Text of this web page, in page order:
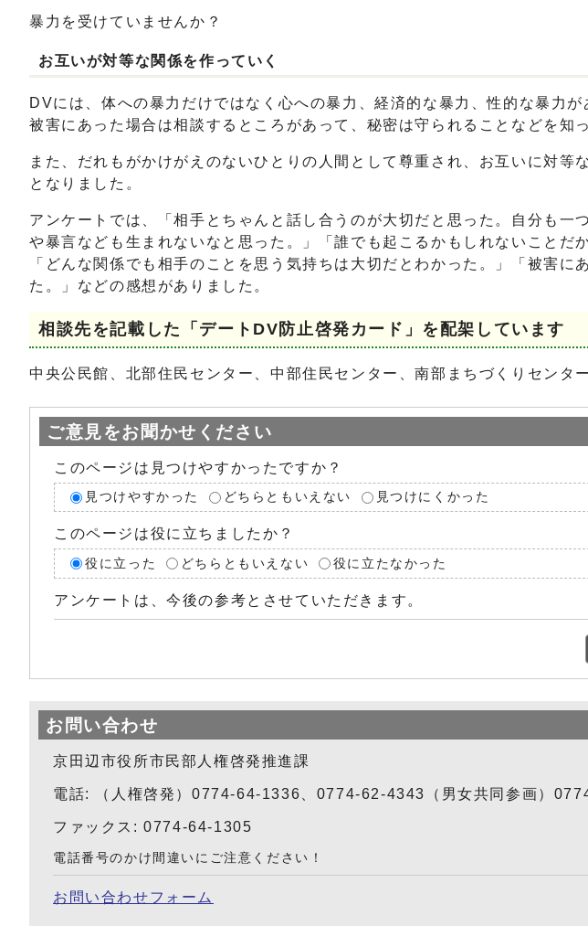
暴力を受けていませんか？
お互いが対等な関係を作っていく
DVには、体への暴力だけではなく心への暴力、経済的な暴力、性的な暴力
被害にあった場合は相談するところがあって、秘密は守られることなどを知
また、だれもがかけがえのないひとりの人間として尊重され、お互いに対
となりました。
アンケートでは、「相手とちゃんと話し合うのが大切だと思った。自分も
や暴言なども生まれないなと思った。」「誰でも起こるかもしれないことだ
「どんな関係でも相手のことを思う気持ちは大切だとわかった。」「被害
た。」などの感想がありました。
相談先を記載した「デートDV防止啓発カード」を配架しています
中央公民館、北部住民センター、中部住民センター、南部まちづくりセン
ご意見をお聞かせください
このページは見つけやすかったですか？
見つけやすかった どちらともいえない 見つけにくかった
このページは役に立ちましたか？
役に立った どちらともいえない 役に立たなかった
アンケートは、今後の参考とさせていただきます。
お問い合わせ
京田辺市役所市民部人権啓発推進課
電話: （人権啓発）0774-64-1336、0774-62-4343（男女共同参画）
ファックス: 0774-64-1305
電話番号のかけ間違いにご注意ください！
お問い合わせフォーム